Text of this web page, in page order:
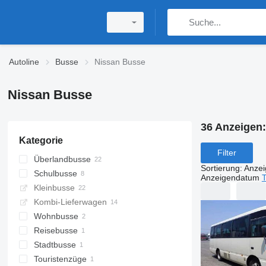
Autoline Busse Nissan Busse
Nissan Busse
Kategorie
Überlandbusse
Schulbusse
Kleinbusse
Kombi-Lieferwagen
Wohnbusse
Reisebusse
Stadtbusse
Touristenzüge
36 Anzeigen:
Filter
Sortierung:
Anzeigendatum